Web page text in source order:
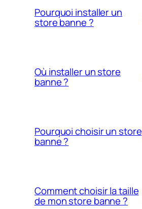
Pourquoi installer un
store banne ?
Où installer un store
banne ?
Pourquoi choisir un store
banne ?
Comment choisir la taille
de mon store banne ?